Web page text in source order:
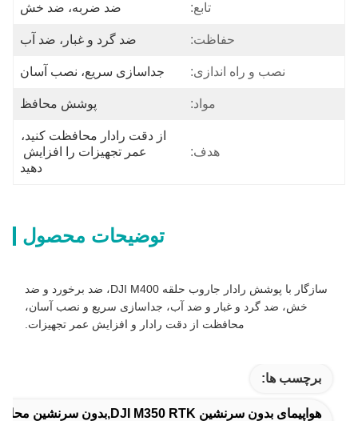
تابع: ضد ضربه، ضد خش
حفاظت: ضد گرد و غبار، ضد آب
نصب و راه اندازی: جداسازی سریع، نصب آسان
مواد: پوشش محافظ
هدف:
دهید
توضیحات محصول
سازگار با پوشش رادار جاروب حلقه DJI M400، ضد برخورد و ضد
خش، ضد گرد و غبار و ضد آب، جداسازی سریع و نصب آسان،
محافظت از دقت رادار و افزایش عمر تجهیزات.
برچسب ها:
هواپیمای بدون سرنشین DJI M350 RTK,بدون سرنشین محافظ برق,چهارچرخه دار محافظت از رعد و برق